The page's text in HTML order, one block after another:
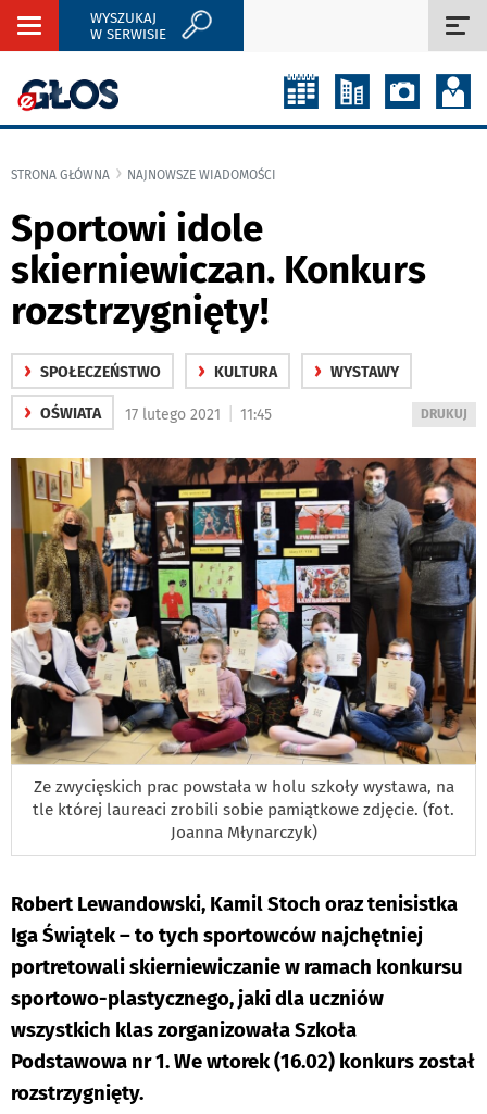
Rozwiń
WYSZUKAJ
W SERWISIE
STRONA GŁÓWNA NAJNOWSZE WIADOMOŚCI
Sportowi idole
skierniewiczan. Konkurs
rozstrzygnięty!
› SPOŁECZEŃSTWO › KULTURA › WYSTAWY
› OŚWIATA
WYDRUKUJ
DRUKUJ
17 lutego 2021 11:45
Ze zwycięskich prac powstała w holu szkoły wystawa, na
tle której laureaci zrobili sobie pamiątkowe zdjęcie. (fot.
Joanna Młynarczyk)
Robert Lewandowski, Kamil Stoch oraz tenisistka
Iga Świątek – to tych sportowców najchętniej
portretowali skierniewiczanie w ramach konkursu
sportowo-plastycznego, jaki dla uczniów
wszystkich klas zorganizowała Szkoła
Podstawowa nr 1. We wtorek (16.02) konkurs został
rozstrzygnięty.